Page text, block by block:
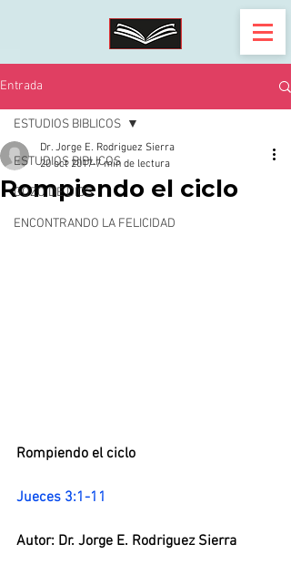
Entrada
ESTUDIOS BIBLICOS
GOZO DE DIOS
ENCONTRANDO LA FELICIDAD
ESTUDIOS BIBLICOS
Rompiendo el ciclo
Dr. Jorge E. Rodriguez Sierra
20 oct 2017 7 min de lectura
Rompiendo el ciclo
Jueces 3:1-11
Autor: Dr. Jorge E. Rodriguez Sierra